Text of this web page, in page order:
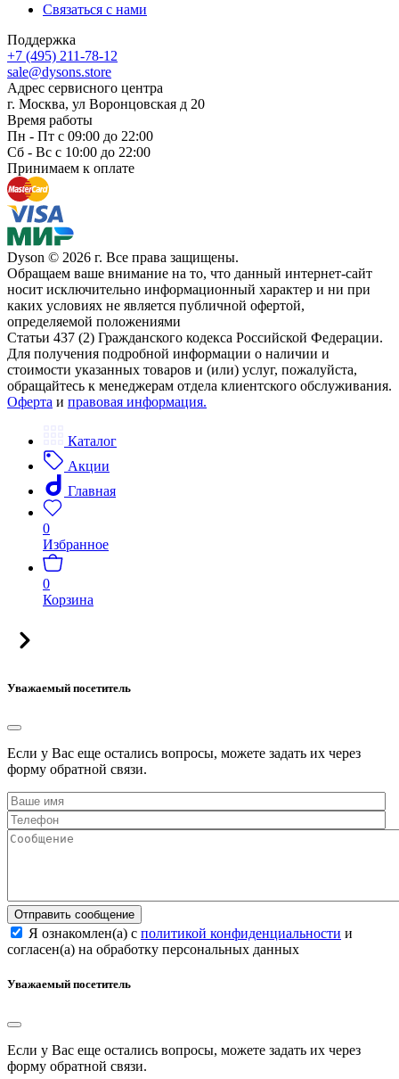
Связаться с нами
Поддержка
+7 (495) 211-78-12
sale@dysons.store
Адрес сервисного центра
г. Москва, ул Воронцовская д 20
Время работы
Пн - Пт с 09:00 до 22:00
Сб - Вс с 10:00 до 22:00
Принимаем к оплате
Dyson © 2026 г. Все права защищены.
Обращаем ваше внимание на то, что данный интернет-сайт
носит исключительно информационный характер и ни при
каких условиях не является публичной офертой,
определяемой положениями
Статьи 437 (2) Гражданского кодекса Российской Федерации.
Для получения подробной информации о наличии и
стоимости указанных товаров и (или) услуг, пожалуйста,
обращайтесь к менеджерам отдела клиентского обслуживания.
Оферта и правовая информация.
Каталог
Акции
Главная
0
Избранное
0
Корзина
Уважаемый посетитель
Если у Вас еще остались вопросы, можете задать их через
форму обратной связи.
Отправить сообщение
Я ознакомлен(а) с политикой конфиденциальности и
согласен(а) на обработку персональных данных
Уважаемый посетитель
Если у Вас еще остались вопросы, можете задать их через
форму обратной связи.